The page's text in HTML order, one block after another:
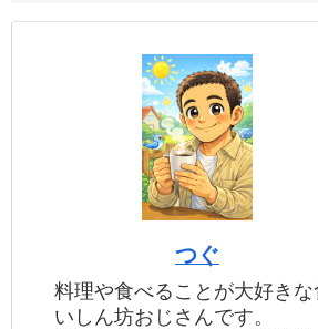
つぐ
料理や食べることが大好きな
いしん坊おじさんです。